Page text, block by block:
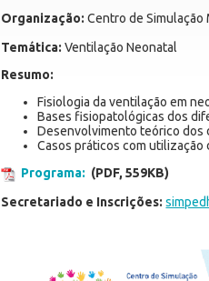
Organização: Centro de Simulação
Temática: Ventilação Neonatal
Resumo:
Fisiologia da ventilação em
Bases fisiopatológicas dos
Desenvolvimento teórico
Casos práticos com
Programa: (PDF, 559KB)
Secretariado e Inscrições: